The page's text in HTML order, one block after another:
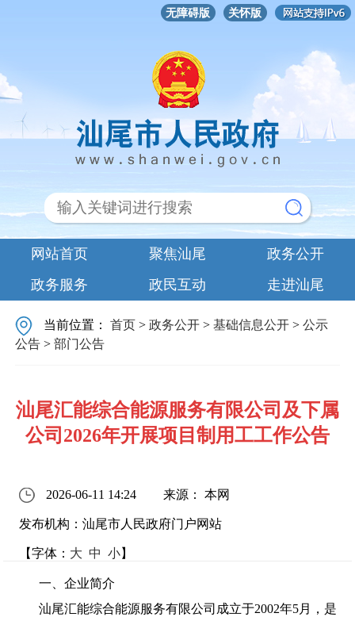
无障碍版 关怀版
网站首页 聚焦汕尾
政务公开
政务服务
政民互动 走进汕尾
当前位置：首页 >政务公开 >基础信息公开 >公示
公告 >部门公告
汕尾汇能综合能源服务有限公司及下属
公司2026年开展项目制用工工作公告
2026-06-11 14:24 来源： 本网
发布机构：汕尾市人民政府门户网站
【字体： 大 中 小】
一、企业简介
汕尾汇能综合能源服务有限公司成立于2002年5月，是